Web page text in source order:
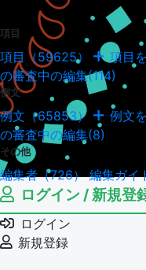
項目
項目（59625） 項目
の審査中の編集(114)
例文
例文（65853） 例文
の審査中の編集(8)
その他
編集者（726）編集ガイ
ログイン / 新規登
ログイン
新規登録